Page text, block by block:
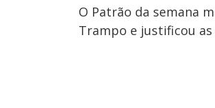
O Patrão da semana
Trampo e justificou as